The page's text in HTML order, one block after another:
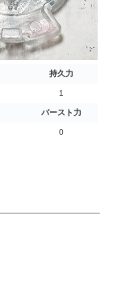
持久力
1
バースト力
0